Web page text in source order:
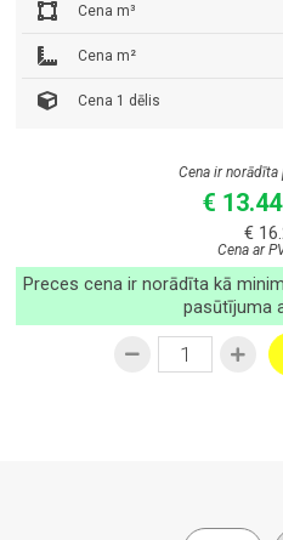
Cena m³
Cena m²
Cena 1 dēlis
Cena ir norādīta
€ 13.44
€
Cena ar
Preces cena ir norādīta kā
pasūtījuma